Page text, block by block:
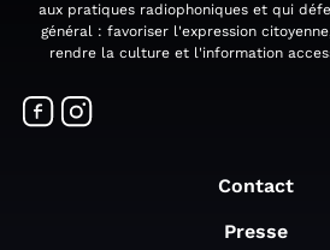
aux pratiques radiophoniques et qui
général : favoriser l'expression
rendre la culture et l'information
Contact
Presse